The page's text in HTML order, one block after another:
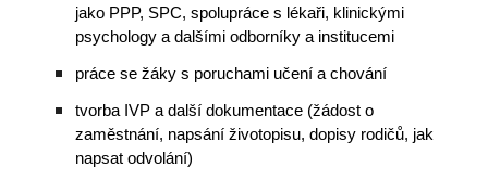
jako PPP, SPC, spolupráce s lékaři, klinickými
psychology a dalšími odborníky a institucemi
práce se žáky s poruchami učení a chování
tvorba IVP a další dokumentace (žádost o
zaměstnání, napsání životopisu, dopisy rodičů, jak
napsat odvolání)